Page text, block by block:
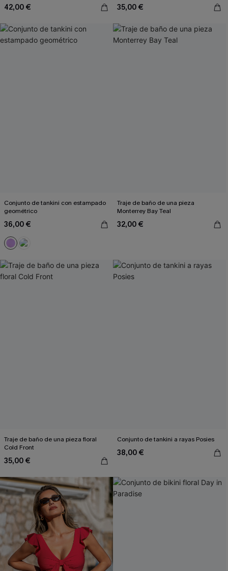
42,00 € 35,00 €
Conjunto de tankini con estampado
geométrico
36,00 €
Traje de baño de una pieza
Monterrey Bay Teal
32,00 €
Traje de baño de una pieza floral
Cold Front
35,00 €
Conjunto de tankini a rayas Posies
38,00 €